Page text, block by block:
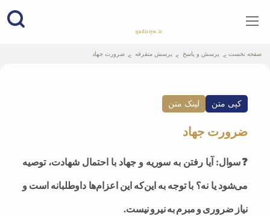
qadiriye.ir
صفحه نخست پرسش و پاسخ پرسش متفرقه ضرورت جهاد
کپی متن لینک متن
ضرورت جهاد
❓سوال: آیا رفتن به سوریه و جهاد با احتمال شهادت، توصیه
می‌شود یا نه؟ با توجه به این‌که این اعزام‌ها داوطلبانه است و
نیاز ضروری و مبرم به نیرو نیست.